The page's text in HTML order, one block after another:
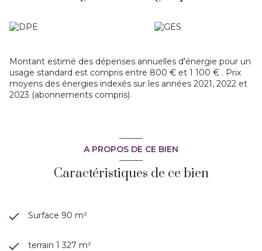
Cette villa individuelle est dans un secteur campagne et
vitrage PVC, volets roulants, poele à bois, climatisation
stationner également. A visiter avec Marie-ange
Montant estimé des dépenses annuelles d'énergie pour un
usage standard est compris entre 800 € et 1 100 € . Prix
moyens des énergies indexés sur les années 2021, 2022 et
2023 (abonnements compris).
A PROPOS DE CE BIEN
Caractéristiques de ce bien
Surface 90 m²
terrain 1 327 m²